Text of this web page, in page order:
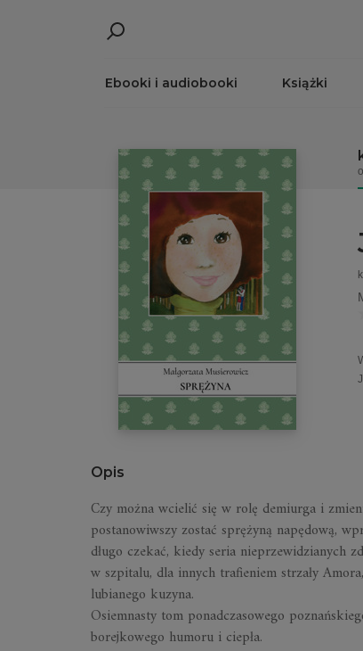
Ebooki i audiobooki Książki
Opis
Czy można wcielić się w rolę demiurga i
postanowiwszy zostać sprężyną napędową,
długo czekać, kiedy seria nieprzewidzianych
w szpitalu, dla innych trafieniem strzały
lubianego kuzyna.
Osiemnasty tom ponadczasowego
borejkowego humoru i ciepła.